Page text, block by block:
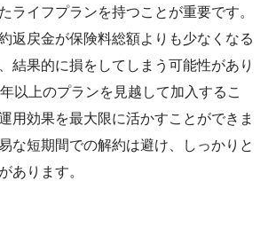
ライフプランを持つことが重要です。
返戻金が保険料総額よりも少なくなる
結果的に損をしてしまう可能性があり
以上のプランを見越して加入するこ
用効果を最大限に活かすことができま
な短期間での解約は避け、しっかりと
あります。